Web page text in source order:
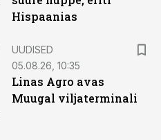
Hispaanias
UUDISED
05.08.26, 10:35
Linas Agro avas
Muugal viljaterminali